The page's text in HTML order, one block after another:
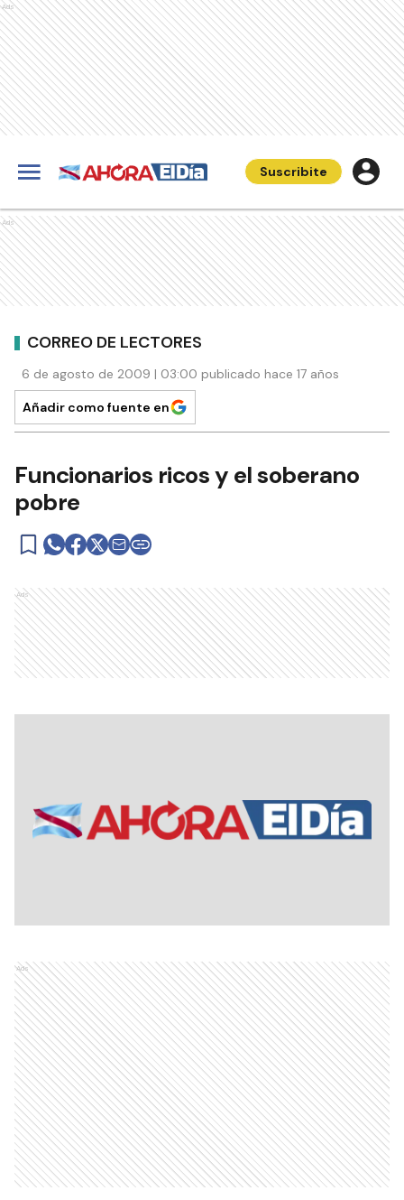
Ads
Suscribite
Ads
CORREO DE LECTORES
6 de agosto de 2009 | 03:00 publicado hace 17 años
Añadir como fuente en
Funcionarios ricos y el soberano
pobre
Ads
Ads